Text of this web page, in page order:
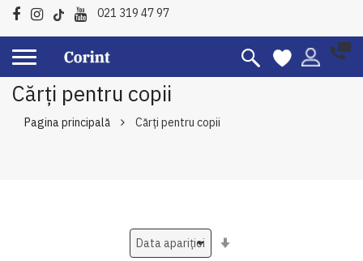
021 319 47 97
Cărți pentru copii
Pagina principală Cărți pentru copii